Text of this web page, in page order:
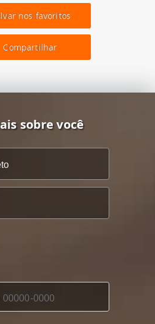
nos favoritos
Compartilhar
sobre você